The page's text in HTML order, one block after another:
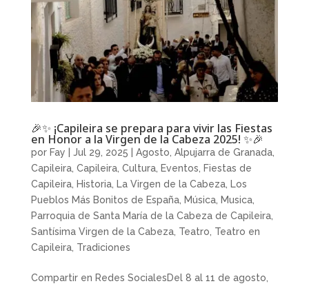
🎉✨ ¡Capileira se prepara para vivir las Fiestas
en Honor a la Virgen de la Cabeza 2025! ✨🎉
por Fay Jul 29, 2025 Agosto Alpujarra de Granada,
Capileira, Capileira, Cultura, Eventos
Fiestas de
Capileira, Historia, La Virgen de la Cabeza, Los
Pueblos Más Bonitos de España, Música, Musica,
Parroquia de Santa María de la Cabeza de Capileira,
Santísima Virgen de la Cabeza, Teatro Teatro en
Capileira, Tradiciones
Compartir en Redes SocialesDel 8 al 11 de agosto,